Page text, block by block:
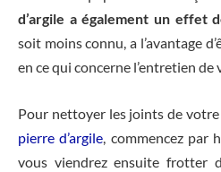
d’argile a également un effet
soit moins connu, a l’avantage
en ce qui concerne l’entretien de
Pour nettoyer les joints de votre
pierre d’argile, commencez par
vous viendrez ensuite frotter